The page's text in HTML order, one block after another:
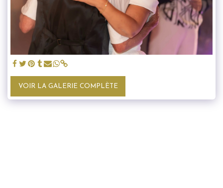
VOIR LA GALERIE COMPLÈTE